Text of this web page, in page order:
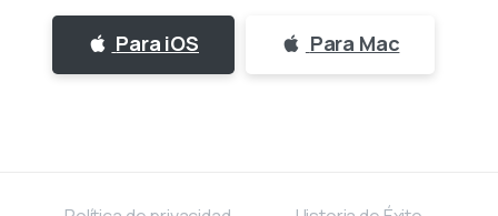
Para iOS Para Mac